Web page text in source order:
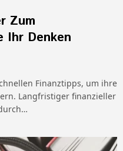
Zum
Ihr Denken
Finanztipps, um ihre
Langfristiger finanzieller